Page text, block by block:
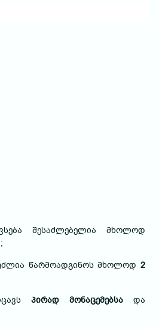
შესაძლებელია მხოლოდ
წარმოადგინოს მხოლოდ 2
პირად მონაცემებსა და